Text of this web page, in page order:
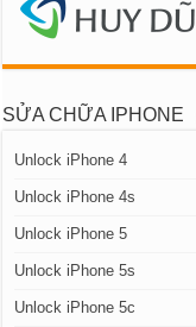
SỬA CHỮA IPHONE
Unlock iPhone 4
Unlock iPhone 4s
Unlock iPhone 5
Unlock iPhone 5s
Unlock iPhone 5c